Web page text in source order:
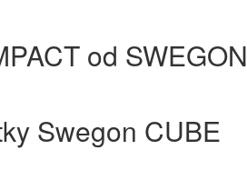
od SWEGON
Swegon CUBE